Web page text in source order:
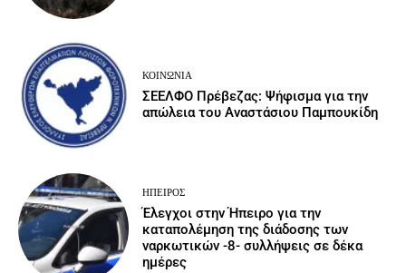
ΚΟΙΝΩΝΙΑ
ΣΕΕΛΦΟ Πρέβεζας: Ψήφισμα για την
απώλεια του Αναστάσιου Παμπουκίδη
ΉΠΕΙΡΟΣ
Έλεγχοι στην Ήπειρο για την
καταπολέμηση της διάδοσης των
ναρκωτικών -8- συλλήψεις σε δέκα
ημέρες